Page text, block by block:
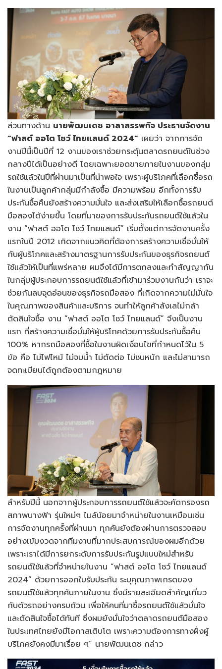
ส่วนทางด้าน นายพัฒนเดช อาสาสรรพกิจ ประธานจัดงาน
“ฟาสต์ ออโต โชว์ ไทยแลนด์ 2024” เผยว่า จากการจัด
งานปีนี้เป็นปีที่ 12 งานของเราช่วยกระตุ้นตลาดรถยนต์ในช่วง
กลางปีได้เป็นอย่างดี โดยเฉพาะยอดขายภายในงานของกลุ่ม
รถใช้แล้วในปีที่ผ่านมาเป็นที่น่าพอใจ เพราะผู้บริโภคที่เลือกซื้อรถ
ในงานเป็นลูกค้ากลุ่มมีกำลังซื้อ มีความพร้อม อีกทั้งการรับ
ประกันซื้อคืนยังสร้างความมั่นใจ และส่งเสริมให้เลือกซื้อรถยนต์
มือสองได้ง่ายขึ้น โดยที่มาของการรับประกันรถยนต์ใช้แล้วใน
งาน “ฟาสต์ ออโต โชว์ ไทยแลนด์” เริ่มตั้งแต่การจัดงานครั้ง
แรกในปี 2012 เกิดจากแนวคิดที่ต้องการสร้างความเชื่อมั่นให้
กับผู้บริโภคและสร้างมาตรฐานการรับประกันของธุรกิจรถยนต์
ใช้แล้วให้เป็นที่แพร่หลาย ผมจึงได้มีการตกลงและทำสัญญากัน
ในกลุ่มผู้ประกอบการรถยนต์ใช้แล้วที่เข้ามาร่วมงานกันว่า เราจะ
ช่วยกันลบจุดอ่อนของธุรกิจรถมือสอง ที่เกิดจากความไม่มั่นใจ
ในคุณภาพของสินค้าและบริการ จนทำให้ลูกค้าลังเลไม่กล้า
ตัดสินใจซื้อ งาน “ฟาสต์ ออโต โชว์ ไทยแลนด์” จึงเป็นงาน
แรก ที่สร้างความเชื่อมั่นให้ผู้บริโภคด้วยการรับประกันซื้อคืน
100% หากรถมือสองที่ซื้อในงานผิดเงื่อนไขที่กำหนดไว้ใน 5
ข้อ คือ ไม่ไฟไหม้ ไม่จมน้ำ ไม่ตัดต่อ ไม่ชนหนัก และไม่สามารถ
จดทะเบียนได้ถูกต้องตามกฎหมาย
สำหรับปีนี้ นอกจากผู้ประกอบการรถยนต์ใช้แล้วจะคัดกรองรถ
สภาพนางฟ้า รุ่นใหม่ๆ ไมล์น้อยมาจำหน่ายในงานเหมือนเช่น
การจัดงานทุกครั้งที่ผ่านมา ทุกคันยังต้องผ่านการตรวจสอบ
อย่างเข้มงวดจากทีมงานที่มากประสบการณ์ของผมอีกด้วย
เพราะเราได้มีการยกระดับการรับประกันรูปแบบใหม่สำหรับ
รถยนต์ใช้แล้วที่จำหน่ายในงาน “ฟาสต์ ออโต โชว์ ไทยแลนด์
2024” ด้วยการออกใบรับประกัน ระบุคุณภาพเกรดของ
รถยนต์ใช้แล้วทุกคันภายในงาน ซึ่งมีรายละเอียดสำคัญเกี่ยว
กับตัวรถอย่างครบถ้วน เพื่อให้คนที่มาซื้อรถยนต์ใช้แล้วมั่นใจ
และตัดสินใจซื้อได้ทันที ซึ่งผมยังมั่นใจว่าตลาดรถยนต์มือสอง
ในประเทศไทยยังมีโอกาสเติบโต เพราะความต้องการทางฝั่งผู้
บริโภคยังคงมีมาเรื่อย ๆ” นายพัฒนเดช กล่าว